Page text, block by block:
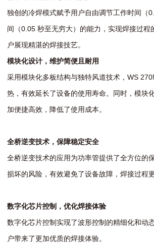
独创的冷焊模式赋予用户自由调节工作时间（
间（0.05 秒至无穷大）的能力，实现焊接过程
户展现精湛的焊接技艺。
模块化设计，维护简便且耐用
采用模块化多板结构与独特风道技术，WS
热，有效延长了设备的使用寿命。同时，模块
加便捷高效，降低了使用成本。
全桥逆变技术，保障稳定安全
全桥逆变技术的应用为功率管提供了全方位的
损坏的风险，有效避免了设备故障，焊接过程
数字化芯片控制，优化焊接体验
数字化芯片控制实现了波形控制的精细化和动
户带来了更加优质的焊接体验。